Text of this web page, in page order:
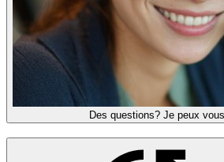
Des questions? Je peux